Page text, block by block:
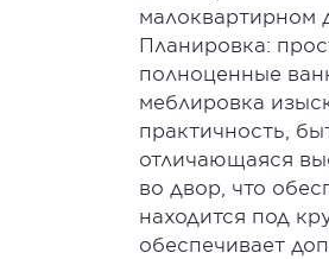
малоквартирном
Планировка:
полноценные
меблировка
практичность,
отличающаяся
во двор, что
находится под
обеспечивает